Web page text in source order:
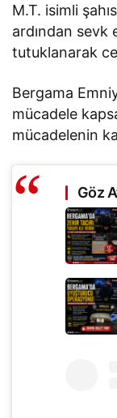
M.T. isimli
ardından sevk
tutuklanarak
Bergama
mücadele
mücadelenin
Göz